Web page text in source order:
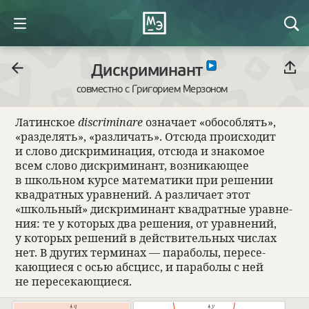
Дискриминант
совместно с Григорием Мерзоном
Латин­ское discriminareозна­чает «обособ­лять»,
«раз­де­лять», «раз­ли­чать». Отсюда про­ис­хо­дит
и слово дис­кри­ми­нация, отсюда и зна­комое
всем слово дис­кри­ми­нант, воз­ни­кающее
в школь­ном курсе матема­тики при реше­нии
квад­рат­ных урав­не­ний. А раз­ли­чает этот
«школь­ный» дис­кри­ми­нант квад­рат­ные урав­не­
ния: те у кото­рых два реше­ния, от урав­не­ний,
у кото­рых реше­ний в действи­тель­ных чис­лах
нет. В других терми­нах — пара­болы, пере­се­
кающи­еся с осью абс­цисс, и пара­болы с ней
не пере­се­кающи­еся.
q y